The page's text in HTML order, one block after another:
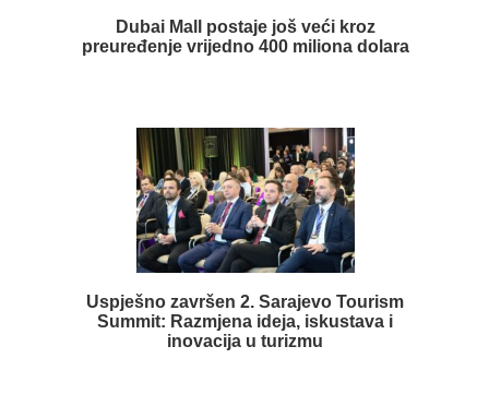
Dubai Mall postaje još veći kroz
preuređenje vrijedno 400 miliona dolara
Uspješno završen 2. Sarajevo Tourism
Summit: Razmjena ideja, iskustava i
inovacija u turizmu